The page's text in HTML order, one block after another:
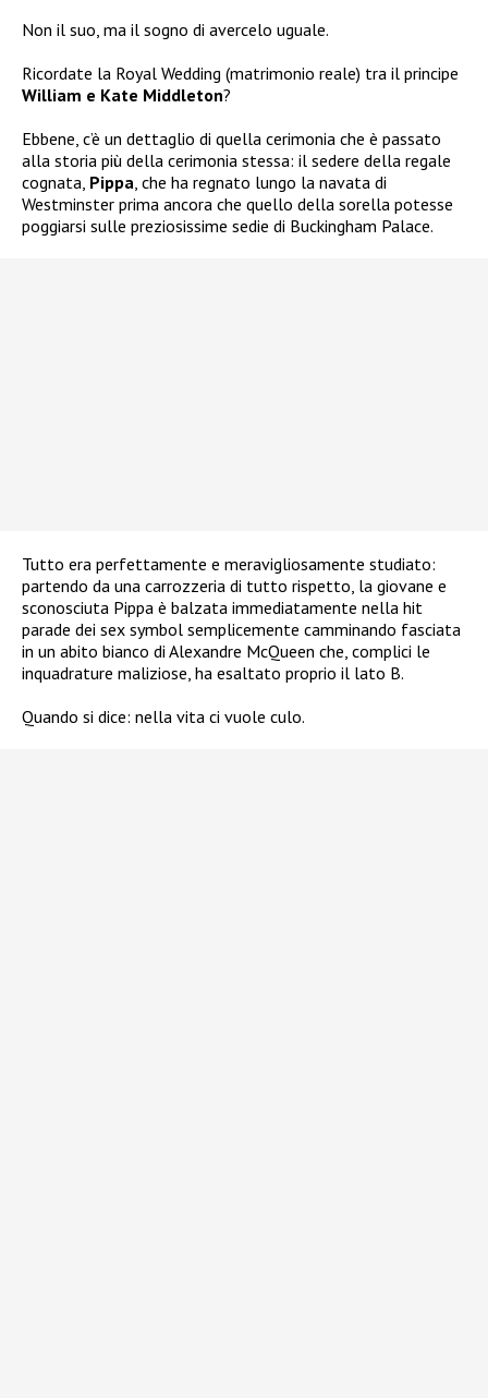
Non il suo, ma il sogno di avercelo uguale.
Ricordate la Royal Wedding (matrimonio reale) tra il principe
William e Kate Middleton?
Ebbene, c’è un dettaglio di quella cerimonia che è passato
alla storia più della cerimonia stessa: il sedere della regale
cognata, Pippa, che ha regnato lungo la navata di
Westminster prima ancora che quello della sorella potesse
poggiarsi sulle preziosissime sedie di Buckingham Palace.
Tutto era perfettamente e meravigliosamente studiato:
partendo da una carrozzeria di tutto rispetto, la giovane e
sconosciuta Pippa è balzata immediatamente nella hit
parade dei sex symbol semplicemente camminando fasciata
in un abito bianco di Alexandre McQueen che, complici le
inquadrature maliziose, ha esaltato proprio il lato B.
Quando si dice: nella vita ci vuole culo.